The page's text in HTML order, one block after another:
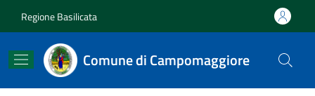
Regione Basilicata
Comune di Campomaggiore